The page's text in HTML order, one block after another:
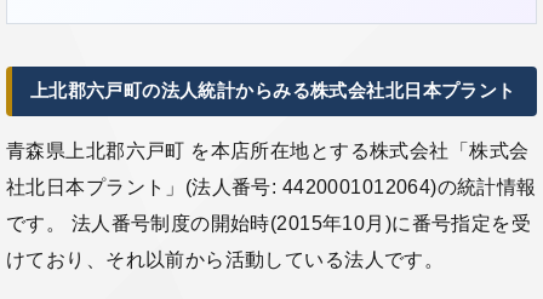
上北郡六戸町の法人統計からみる株式会社北日本プラント
青森県上北郡六戸町 を本店所在地とする株式会社「株式会
社北日本プラント」(法人番号: 4420001012064)の統計情報
です。 法人番号制度の開始時(2015年10月)に番号指定を受
けており、それ以前から活動している法人です。